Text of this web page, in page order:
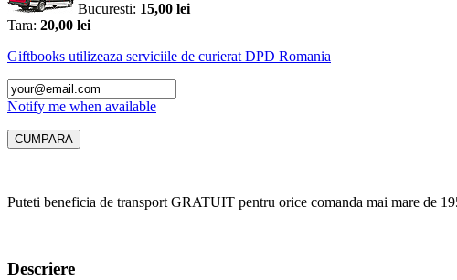
Bucuresti: 15,00 lei
Tara: 20,00 lei
Giftbooks utilizeaza serviciile de curierat DPD Romania
Notify me when available
Puteti beneficia de transport GRATUIT pentru orice comanda mai mare de
Descriere